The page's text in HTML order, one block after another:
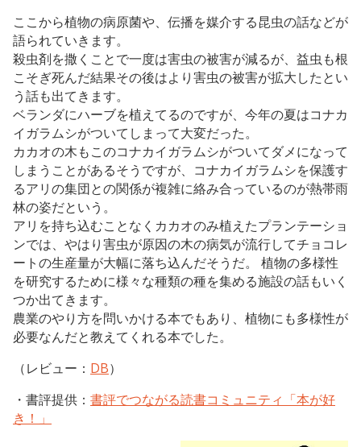
ここから植物の病原菌や、伝播を媒介する昆虫の話などが
語られていきます。
殺虫剤を撒くことで一度は害虫の被害が減るが、益虫も根
こそぎ死んだ結果その後はより害虫の被害が拡大したとい
う話も出てきます。
ベランダにハーブを植えてるのですが、今年の夏はコナカ
イガラムシがついてしまって大変だった。
カカオの木もこのコナカイガラムシがついてダメになって
しまうことがあるそうですが、コナカイガラムシを保護す
るアリの集団との関係が複雑に絡み合っているのが熱帯雨
林の姿だという。
アリを持ち込むことなくカカオのみ植えたプランテーショ
ンでは、やはり害虫が原因の木の病気が流行してチョコレ
ートの生産量が大幅に落ち込んだそうだ。 植物の多様性
を研究するために様々な種類の種を集める施設の話もいく
つか出てきます。
農業のやり方を問いかける本でもあり、植物にも多様性が
必要なんだと教えてくれる本でした。
（レビュー： DB）
・書評提供： 書評でつながる読書コミュニティ「本が好
き！」